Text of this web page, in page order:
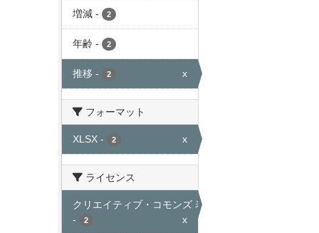
増減 - 2
年齢 - 2
推移 - 2 x
フォーマット
XLSX - 2 x
ライセンス
クリエイティブ・コモンズ 表示
-
2 x